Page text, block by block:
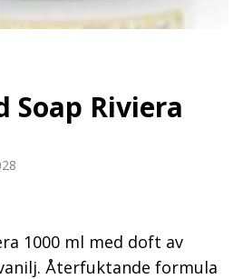
Soap Riviera
1000 ml med doft av
Återfuktande formula